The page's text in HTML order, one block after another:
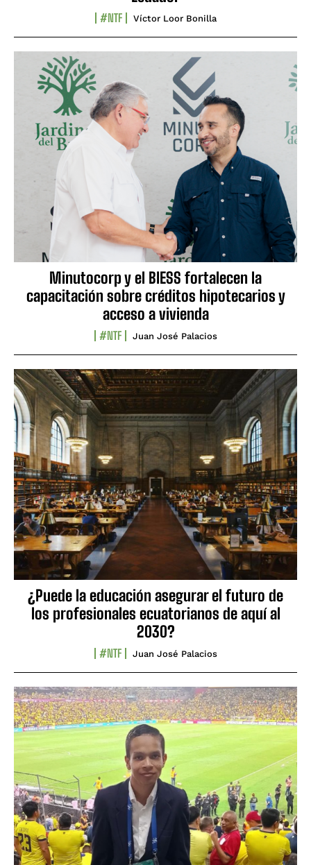
#NTF Víctor Loor Bonilla
Minutocorp y el BIESS fortalecen la
capacitación sobre créditos hipotecarios y
acceso a vivienda
#NTF Juan José Palacios
¿Puede la educación asegurar el futuro de
los profesionales ecuatorianos de aquí al
2030?
#NTF Juan José Palacios